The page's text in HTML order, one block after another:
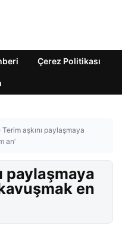
Çerez Politikası
Terim aşkını paylaşmaya
an’
paylaşmaya
en